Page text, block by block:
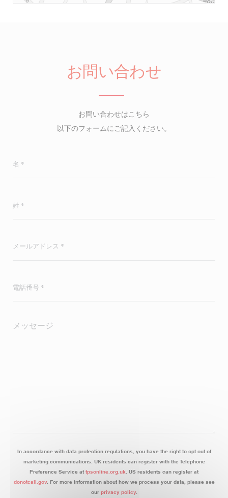
お問い合わせ
お問い合わせはこちら
以下のフォームにご記入ください。
In accordance with data protection regulations, you have the right to opt out of
marketing communications. UK residents can register with the Telephone
Preference Service at tpsonline.org.uk . US residents can register at
donotcall.gov. For more information about how we process your data, please see
our privacy policy.